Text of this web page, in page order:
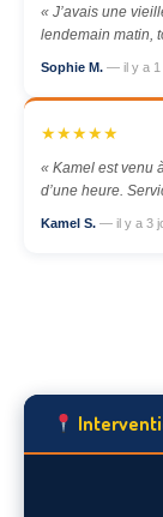
« J’avais une
lendemain matin,
Sophie M. — il y a 1
★★★★★
« Kamel est venu
d’une heure.
Kamel S. — il y a 3